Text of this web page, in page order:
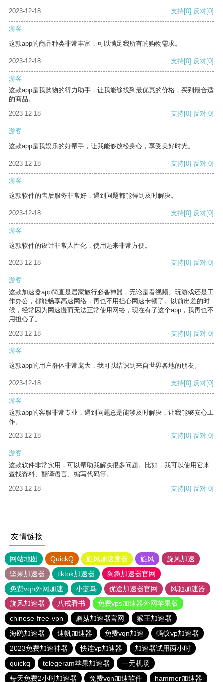
2023-12-18
支持[0] 反对[0]
游客
这款app的商品种类非常丰富，可以满足我所有的购物需求。
2023-12-18 支持[0] 反对[0]
游客
这款app是我购物的得力助手，让我能够找到最优惠的价格，买到最合适
的商品。
2023-12-18
支持[0] 反对[0]
游客
这款app是我娱乐的好帮手，让我能够放松身心，享受美好时光。
2023-12-18 支持[0] 反对[0]
游客
这款软件的售后服务非常好，遇到问题都能得到及时解决。
2023-12-18 支持[0] 反对[0]
游客
这款软件的设计非常人性化，使用起来非常方便。
2023-12-18 支持[0] 反对[0]
游客
这款加速器app简直是居家旅行必备神器，无论是看视频、玩游戏还是工
作办公，都能畅享高速网络，再也不用担心网速卡顿了。以前出差的时
候，经常因为网速慢而无法正常使用网络，现在有了这个app，我再也不
用担心了。
2023-12-18
支持[0] 反对[0]
游客
这款app的用户群体非常庞大，我可以结识到来自世界各地的朋友。
2023-12-18 支持[0] 反对[0]
游客
这款app的客服非常专业，遇到问题总是能够及时解决，让我能够安心工
作。
2023-12-18
支持[0] 反对[0]
游客
这款软件非常实用，可以帮助我解决很多问题。比如，我可以使用它来
查找资料、翻译语言、编写代码等。
2023-12-18
支持[0] 反对[0]
友情链接
网站地图 QuickQ 旋风加速度器 旋风
旋风加速
坚果加速器
tiktok加速器
狗急加速器官网
免费vqn外网加速
小蓝鸟 优途加速器官网
风驰加速器
旋风加速器
八戒看书
免费vps加速器外网苹果版
chinese-free-vpn
蘑菇加速器官网
猴王加速器
海鸥加速器
速帆加速器 免费vqn加速
蚂蚁vp加速器
2023免费加速神器
快连vp加速器
加速器试用两小时
quickq
telegeram苹果加速器
一元机场
每天免费2小时加速器
免费vqn加速软件 hammer加速器